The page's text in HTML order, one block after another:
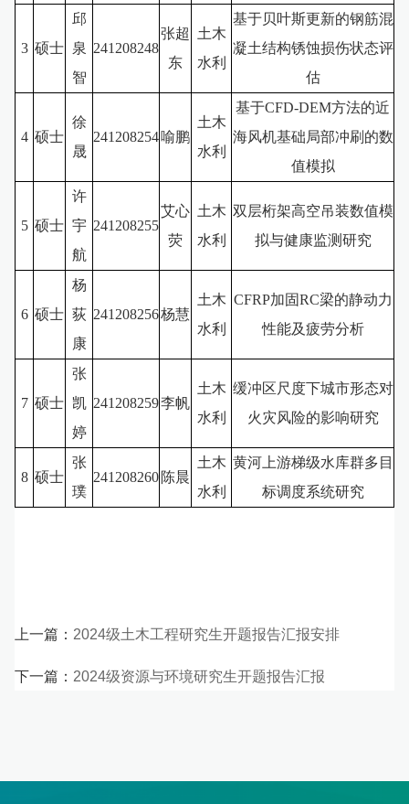
3 硕士
邱
泉
智
241208248
张超
东
土木
水利
基于贝叶斯更新的钢筋混
凝土结构锈蚀损伤状态评
估
4 硕士
徐
晟
241208254喻鹏
土木
水利
基于CFD-DEM方法的近
海风机基础局部冲刷的数
值模拟
5 硕士
许
宇
航
241208255
艾心
荧
土木
水利
双层桁架高空吊装数值模
拟与健康监测研究
6 硕士
杨
荻
康
241208256杨慧
土木
水利
CFRP加固RC梁的静动力
性能及疲劳分析
7 硕士
张
凯
婷
241208259李帆
土木
水利
缓冲区尺度下城市形态对
火灾风险的影响研究
8 硕士
张
璞
241208260 陈晨
土木
水利
黄河上游梯级水库群多目
标调度系统研究
上一篇： 2024级土木工程研究生开题报告汇报安排
下一篇： 2024级资源与环境研究生开题报告汇报